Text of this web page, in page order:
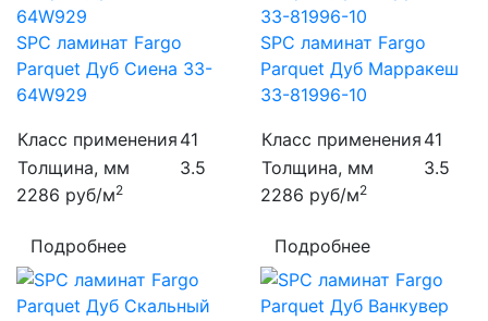
SPC ламинат Fargo
Parquet Дуб Сиена 33-
64W929
Класс применения 41
Толщина, мм
3.5
2286 руб/м2
Подробнее
SPC ламинат Fargo
Parquet Дуб Марракеш
33-81996-10
Класс применения 41
Толщина, мм
3.5
2286 руб/м2
Подробнее